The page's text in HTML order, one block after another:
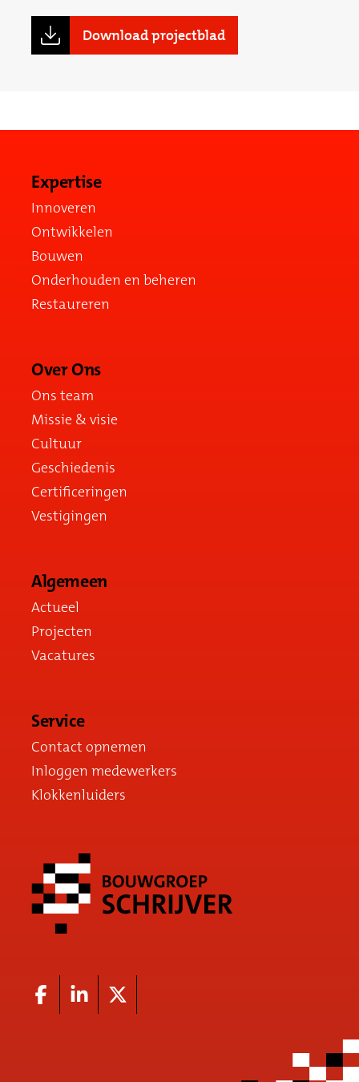
Download projectblad
Expertise
Innoveren
Ontwikkelen
Bouwen
Onderhouden en beheren
Restaureren
Over Ons
Ons team
Missie & visie
Cultuur
Geschiedenis
Certificeringen
Vestigingen
Algemeen
Actueel
Projecten
Vacatures
Service
Contact opnemen
Inloggen medewerkers
Klokkenluiders